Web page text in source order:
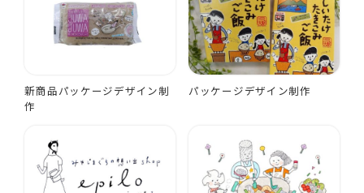
新商品パッケージデザイン制
作
パッケージデザイン制作